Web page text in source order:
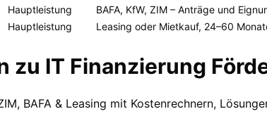
Hauptleistung BAFA, KfW, ZIM – Anträge und
Hauptleistung Leasing oder Mietkauf, 24–60
IT Finanzierung
BAFA & Leasing mit Kostenrechnern,